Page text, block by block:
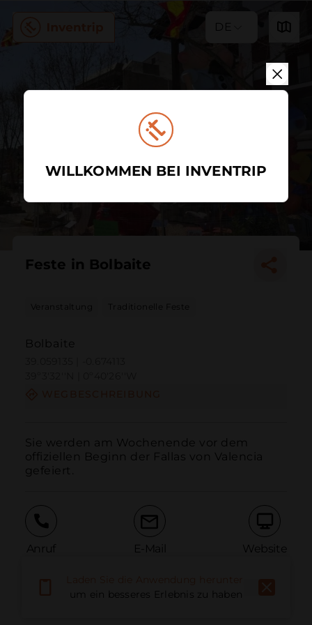
DE
Feste in Bolbaite
Veranstaltung Traditionelle Feste
Bolbaite
Sie werden am Wochenende vor dem
offiziellen Beginn der Fallas von Valencia
gefeiert.
Anruf E-Mail Website
Problem melden
um ein besseres Erlebnis zu haben
WILLKOMMEN BEI INVENTRIP